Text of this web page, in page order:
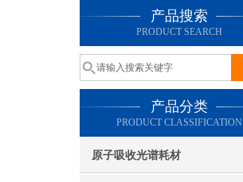
产品搜索
PRODUCT SEARCH
产品分类
PRODUCT CLASSIFICATION
原子吸收光谱耗材